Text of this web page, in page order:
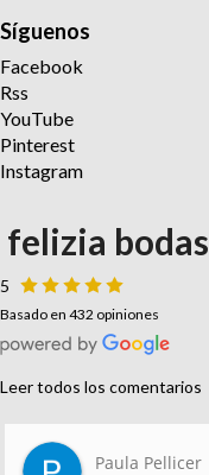
Síguenos
Facebook
Rss
YouTube
Pinterest
Instagram
felizia bodas
5
Basado en 432 opiniones
Leer todos los comentarios
Paula Pellicer